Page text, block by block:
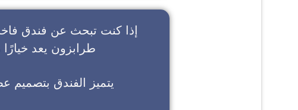
إذا كنت تبحث عن فندق
طرابزون يعد
يتميز الفندق بتصميم